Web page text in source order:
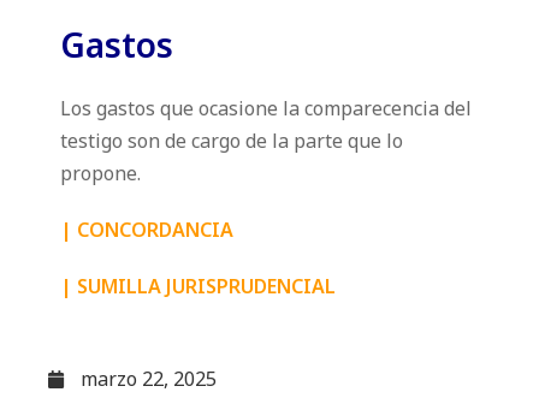
Gastos
Los gastos que ocasione la comparecencia del
testigo son de cargo de la parte que lo
propone.
| CONCORDANCIA
| SUMILLA JURISPRUDENCIAL
marzo 22, 2025